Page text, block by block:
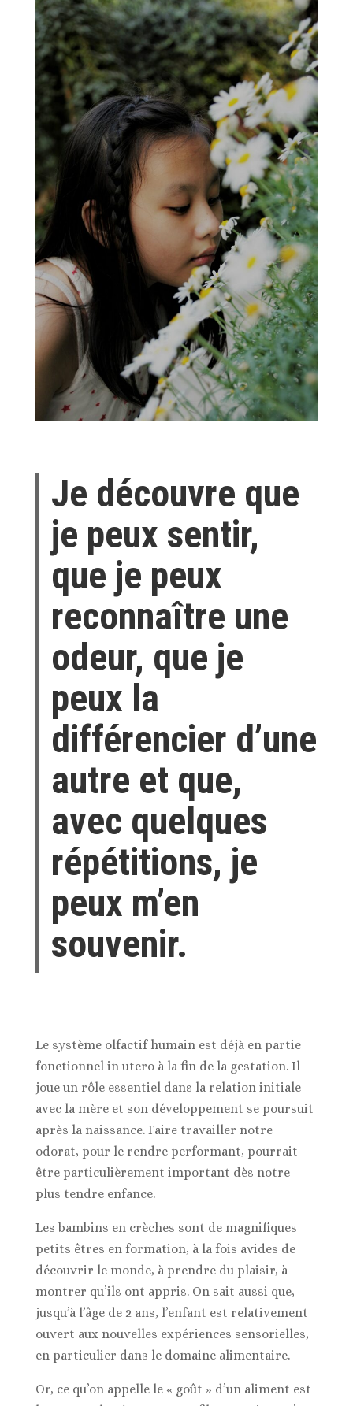
Je découvre que
je peux sentir,
que je peux
reconnaître une
odeur, que je
peux la
différencier d’une
autre et que,
avec quelques
répétitions, je
peux m’en
souvenir.
Le système olfactif humain est déjà en partie
fonctionnel in utero à la fin de la gestation. Il
joue un rôle essentiel dans la relation initiale
avec la mère et son développement se poursuit
après la naissance. Faire travailler notre
odorat, pour le rendre performant, pourrait
être particulièrement important dès notre
plus tendre enfance.
Les bambins en crèches sont de magnifiques
petits êtres en formation, à la fois avides de
découvrir le monde, à prendre du plaisir, à
montrer qu’ils ont appris. On sait aussi que,
jusqu’à l’âge de 2 ans, l’enfant est relativement
ouvert aux nouvelles expériences sensorielles,
en particulier dans le domaine alimentaire.
Or, ce qu’on appelle le « goût » d’un aliment est